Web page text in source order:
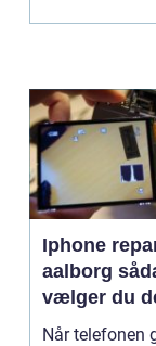
Iphone
aalborg sådan
vælger du
værksted
Når telefonen